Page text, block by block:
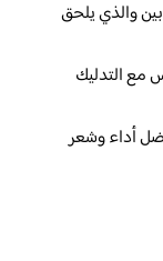
والذي يلحق
مع التدليك
أداء وشعر